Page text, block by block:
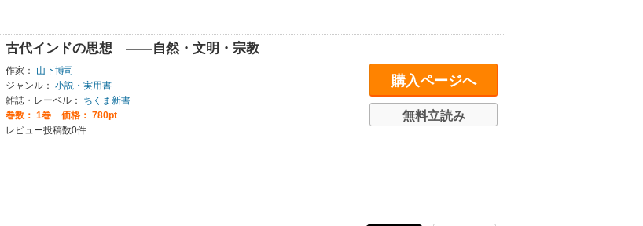
古代インドの思想 ――自然・文明・宗教
作家：
山下博司
ジャンル： 小説・実用書
雑誌・レーベル：
ちくま新書
巻数： 1巻
価格： 780pt
レビュー投稿数0件
購入ページへ
無料立読み